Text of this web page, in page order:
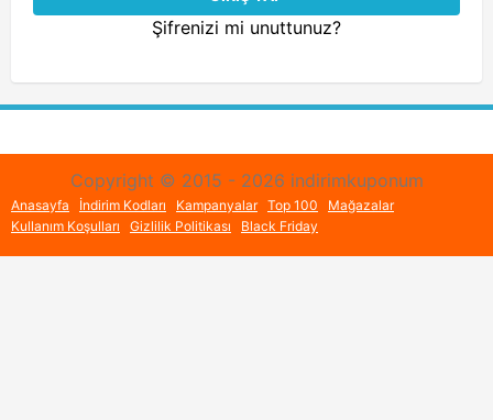
Şifrenizi mi unuttunuz?
Copyright © 2015 - 2026 indirimkuponum
Anasayfa İndirim Kodları Kampanyalar Top 100
Mağazalar
Kullanım Koşulları
Gizlilik Politikası Black Friday